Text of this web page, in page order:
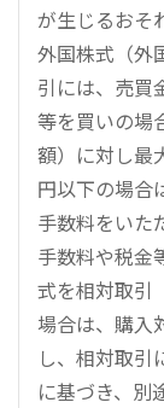
が生じるおそ
外国株式（外
引には、売買
等を買いの場
額）に対し最
円以下の場合
手数料をいた
手数料や税金
式を相対取引
場合は、購入
し、相対取引
に基づき、別